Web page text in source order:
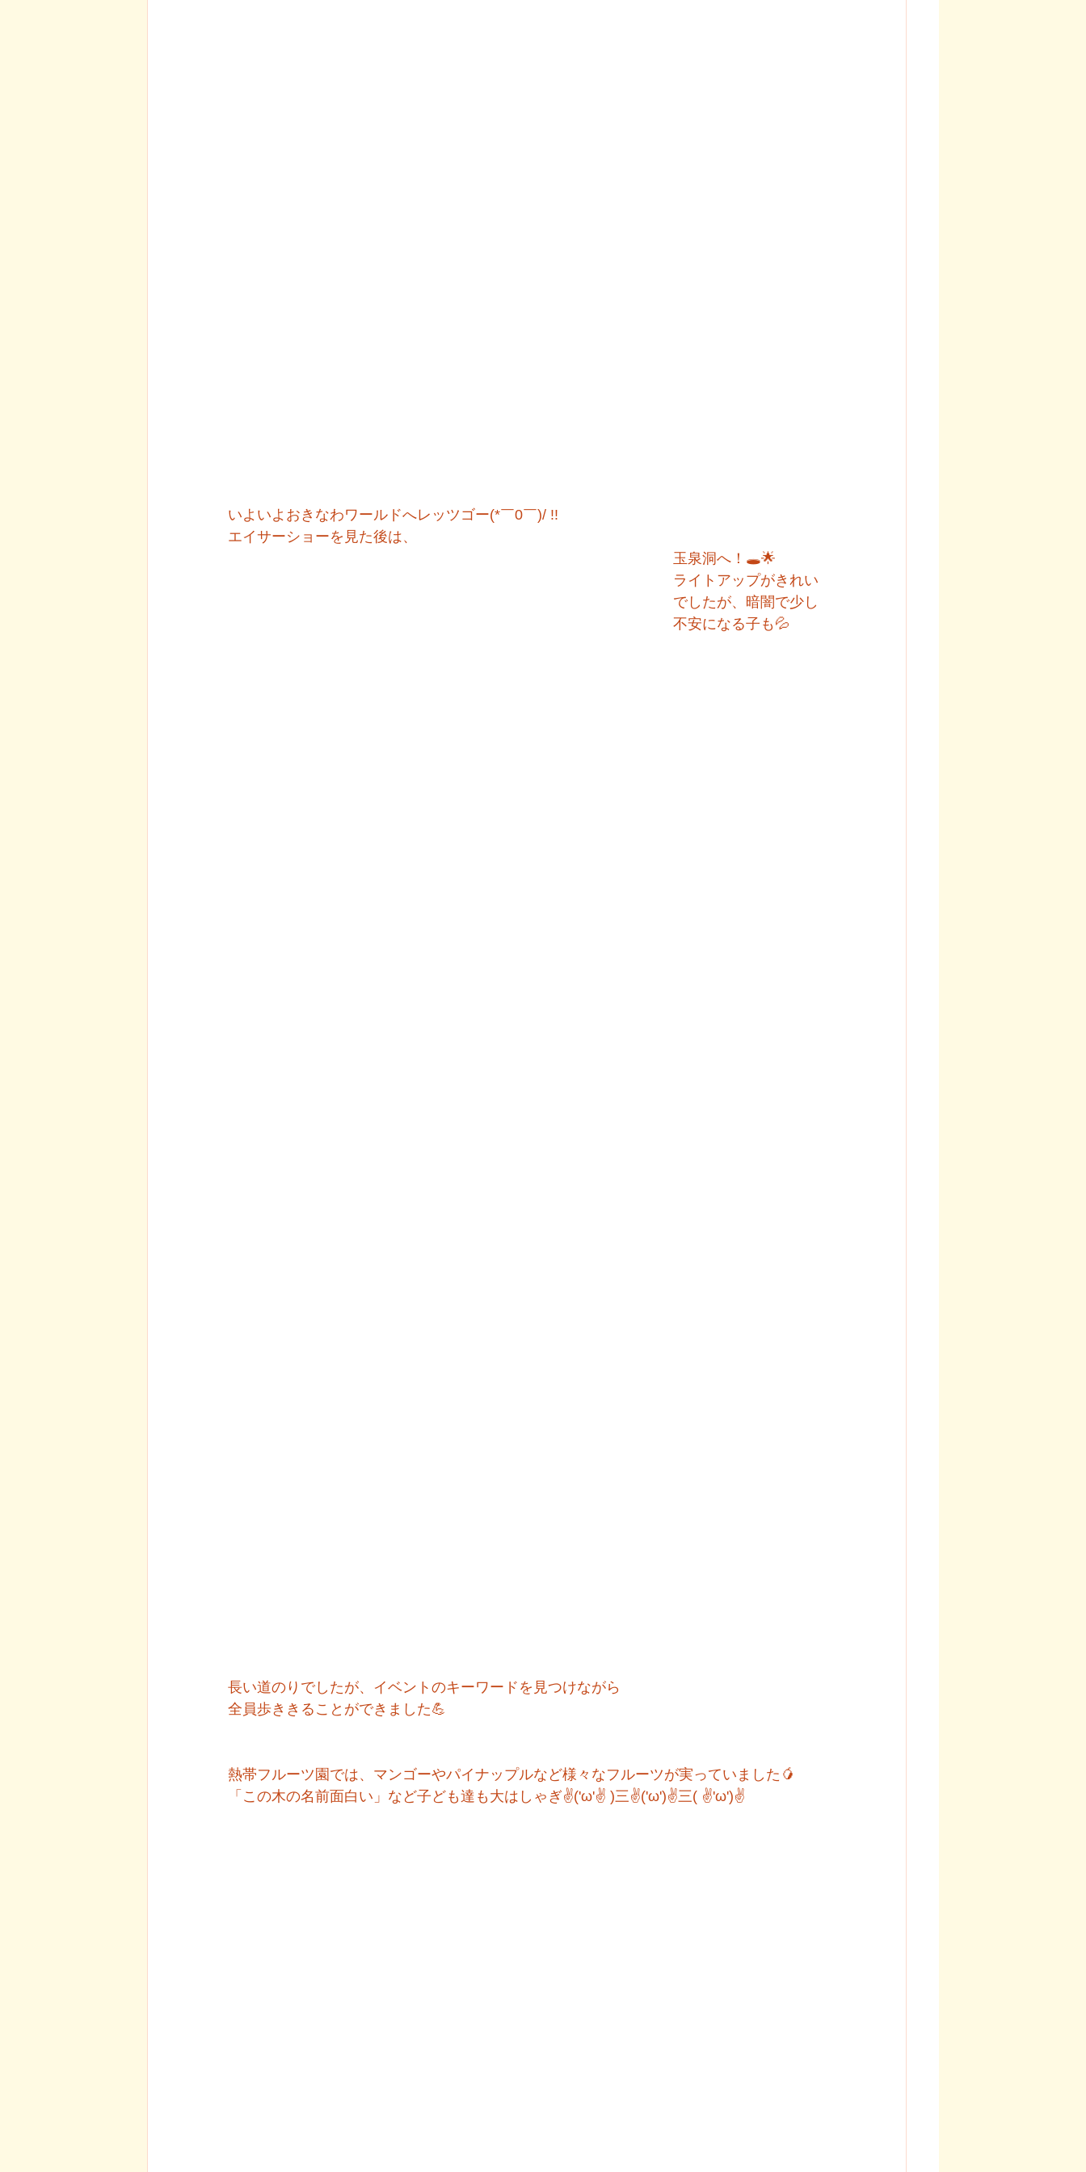
いよいよおきなわワールドへレッツゴー(*￣0￣)/ !!
エイサーショーを見た後は、
玉泉洞へ！🕳️🌟
ライトアップがきれい
でしたが、暗闇で少し
不安になる子も💦
長い道のりでしたが、イベントのキーワードを見つけながら
全員歩ききることができました💪
熱帯フルーツ園では、マンゴーやパイナップルなど様々なフルーツが実っていました🥭
「この木の名前面白い」など子ども達も大はしゃぎ✌('ω'✌ )三✌('ω')✌三( ✌'ω')✌